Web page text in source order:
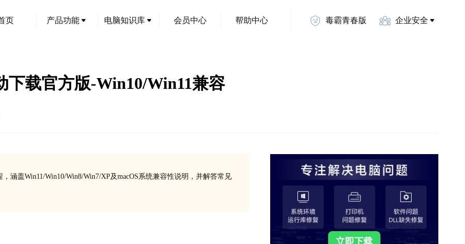
页 产品功能 电脑知识库 会员中心 帮助中心 毒霸青春版 企业安全
下载官方版-Win10/Win11兼容
涵盖Win11/Win10/Win8/Win7/XP及macOS系统兼容性说明，并解答常见
立即下载